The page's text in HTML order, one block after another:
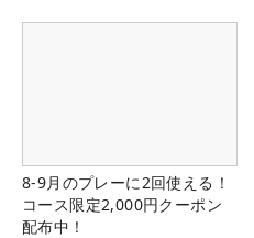
8-9月のプレーに2回使える！
コース限定2,000円クーポン
配布中！